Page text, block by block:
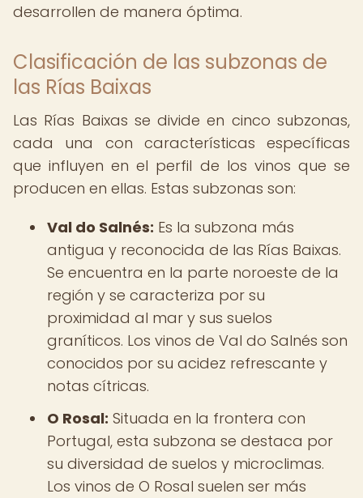
desarrollen de manera óptima.
Clasificación de las subzonas de
las Rías Baixas
Las Rías Baixas se divide en cinco subzonas,
cada una con características específicas
que influyen en el perfil de los vinos que se
producen en ellas. Estas subzonas son:
Val do Salnés: Es la subzona más
antigua y reconocida de las Rías Baixas.
Se encuentra en la parte noroeste de la
región y se caracteriza por su
proximidad al mar y sus suelos
graníticos. Los vinos de Val do Salnés son
conocidos por su acidez refrescante y
notas cítricas.
O Rosal: Situada en la frontera con
Portugal, esta subzona se destaca por
su diversidad de suelos y microclimas.
Los vinos de O Rosal suelen ser más